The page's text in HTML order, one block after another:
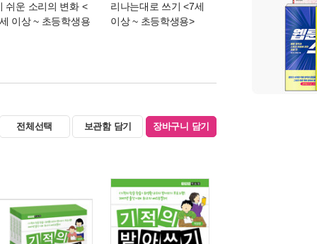
쉬운 소리의 변화 <
이상 ~ 초등학생용
리나는대로 쓰기 <7세
이상 ~ 초등학생용>
전체선택 보관함 담기 장바구니 담기